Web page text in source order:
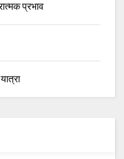
प्रभाव